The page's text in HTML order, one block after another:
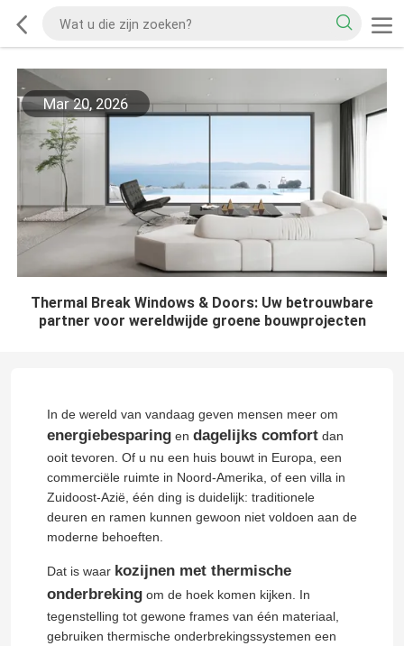
Mar 20, 2026
Thermal Break Windows & Doors: Uw betrouwbare
partner voor wereldwijde groene bouwprojecten
In de wereld van vandaag geven mensen meer om
energiebesparingen dagelijks comfortdan
ooit tevoren. Of u nu een huis bouwt in Europa, een
commerciële ruimte in Noord-Amerika, of een villa in
Zuidoost-Azië, één ding is duidelijk: traditionele
deuren en ramen kunnen gewoon niet voldoen aan de
moderne behoeften.
Dat is waar kozijnen met thermische
onderbrekingom de hoek komen kijken. In
tegenstelling tot gewone frames van één materiaal,
gebruiken thermische onderbrekingssystemen een